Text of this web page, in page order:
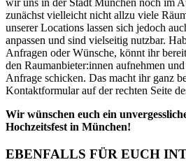
wir uns in der Stadt München noch im
zunächst vielleicht nicht allzu viele
unserer Locations lassen sich jedoch
anpassen und sind vielseitig nutzbar.
Anfragen oder Wünsche, könnt ihr
den Raumanbieter:innen aufnehmen
Anfrage schicken. Das macht ihr ganz
Kontaktformular auf der rechten Seite
Wir wünschen euch ein
Hochzeitsfest in München!
EBENFALLS FÜR EUCH